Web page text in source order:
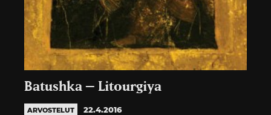
Batushka – Litourgiya
ARVOSTELUT 22.4.2016